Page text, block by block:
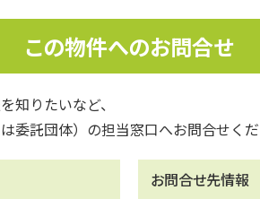
この物件へのお問合せ
知りたいなど、
委託団体）の担当窓口へお問合せくだ
お問合せ先情報